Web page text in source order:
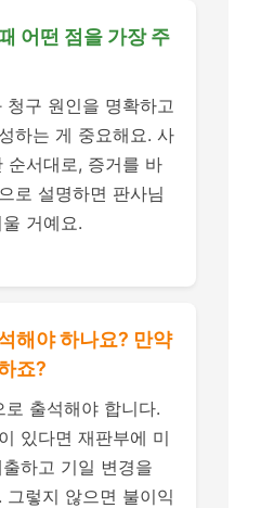
어떤 점을 가장 주
청구 원인을 명확하고
하는 게 중요해요. 사
순서대로, 증거를 바
로 설명하면 판사님
거예요.
해야 하나요? 만약
죠?
출석해야 합니다.
있다면 재판부에 미
하고 기일 변경을
그렇지 않으면 불이익